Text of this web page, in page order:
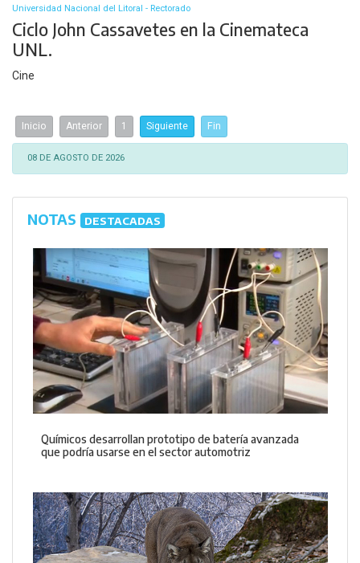
Universidad Nacional del Litoral - Rectorado
Ciclo John Cassavetes en la Cinemateca
UNL.
Cine
Inicio Anterior 1 Siguiente Fin
08 DE AGOSTO DE 2026
NOTAS DESTACADAS
Químicos desarrollan prototipo de batería avanzada
que podría usarse en el sector automotriz